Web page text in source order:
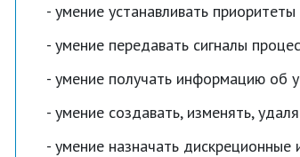
умение устанавливать
умение передавать сигналы
умение получать информацию об
умение создавать, изменять,
умение назначать